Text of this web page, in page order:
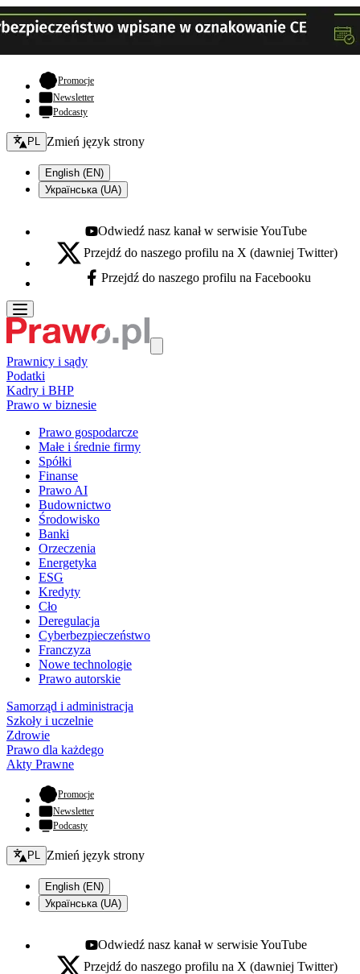
Promocje- otwiera się w nowej karcie
Newsletter
Podcasty
Zmień język - bieżący:
PL Zmień język strony
English (EN)
Українська (UA)
Youtube - otwiera się w nowej karcie
Odwiedź nasz kanał w serwisie YouTube
X - otwiera się w nowej karcie
Przejdź do naszego profilu na X (dawniej Twitter)
Facebook - otwiera się w nowej karcie
Przejdź do naszego profilu na Facebooku
Prawnicy i sądy
Podatki
Kadry i BHP
Prawo w biznesie
Prawo gospodarcze
Małe i średnie firmy
Spółki
Finanse
Prawo AI
Budownictwo
Środowisko
Banki
Orzeczenia
Energetyka
ESG
Kredyty
Cło
Deregulacja
Cyberbezpieczeństwo
Franczyza
Nowe technologie
Prawo autorskie
Samorząd i administracja
Szkoły i uczelnie
Zdrowie
Prawo dla każdego
Akty Prawne
Promocje- otwiera się w nowej karcie
Newsletter
Podcasty
Zmień język - bieżący:
PL Zmień język strony
English (EN)
Українська (UA)
Youtube - otwiera się w nowej karcie
Odwiedź nasz kanał w serwisie YouTube
Przejdź do naszego profilu na X (dawniej Twitter)